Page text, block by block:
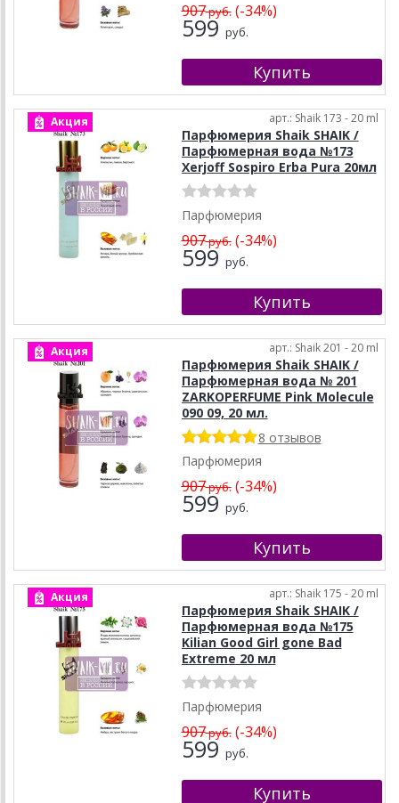
907руб.(-34%)
599 руб.
Акция арт.: Shaik 173 - 20 ml
Парфюмерия Shaik SHAIK /
Парфюмерная вода №173
Xerjoff Sospiro Erba Pura 20мл
Парфюмерия
907руб.(-34%)
599 руб.
Акция арт.: Shaik 201 - 20 ml
Парфюмерия Shaik SHAIK /
Парфюмерная вода № 201
ZARKOPERFUME Pink Molecule
090 09, 20 мл.
8 отзывов
Парфюмерия
907руб.(-34%)
599 руб.
Акция арт.: Shaik 175 - 20 ml
Парфюмерия Shaik SHAIK /
Парфюмерная вода №175
Kilian Good Girl gone Bad
Extreme 20 мл
Парфюмерия
907руб.(-34%)
599 руб.